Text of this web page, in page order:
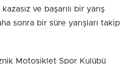
ve başarılı bir yarış
sonra bir süre yarışları takip
Motosiklet Spor Kulübü